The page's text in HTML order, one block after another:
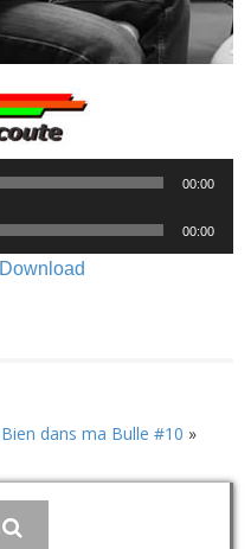
00:00
00:00
Download
Bien dans ma Bulle #10 »